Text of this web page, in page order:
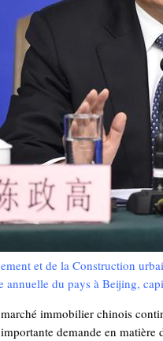
et de la Construction
annuelle du pays à Beijing,
immobilier chinois
demande en